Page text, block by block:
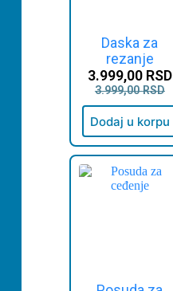
Daska za
rezanje
3.999,00RSD
3.999,00 RSD
Dodaj u korpu